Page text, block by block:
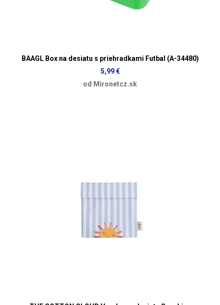
BAAGL Box na desiatu s priehradkami Futbal (A-34480)
5,99 €
od Mironetcz.sk